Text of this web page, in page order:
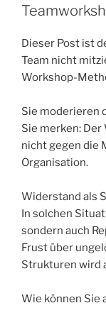
Dieser Post ist
Team nicht
Workshop-
Sie moderieren
Sie merken:
nicht gegen die
Organisation.
Widerstand als
In solchen
sondern auch
Frust über
Strukturen wird
Wie können Sie